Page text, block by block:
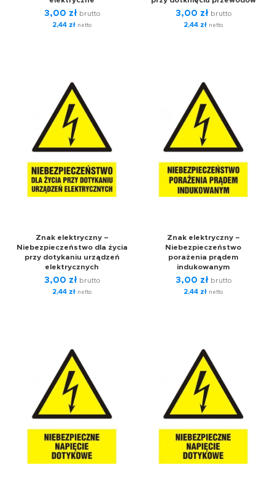
3,00 zł brutto
2,44 zł netto
3,00 zł brutto
2,44 zł netto
Znak elektryczny –
Niebezpieczeństwo dla życia
przy dotykaniu urządzeń
elektrycznych
3,00 zł brutto
2,44 zł netto
Znak elektryczny –
Niebezpieczeństwo
porażenia prądem
indukowanym
3,00 zł brutto
2,44 zł netto